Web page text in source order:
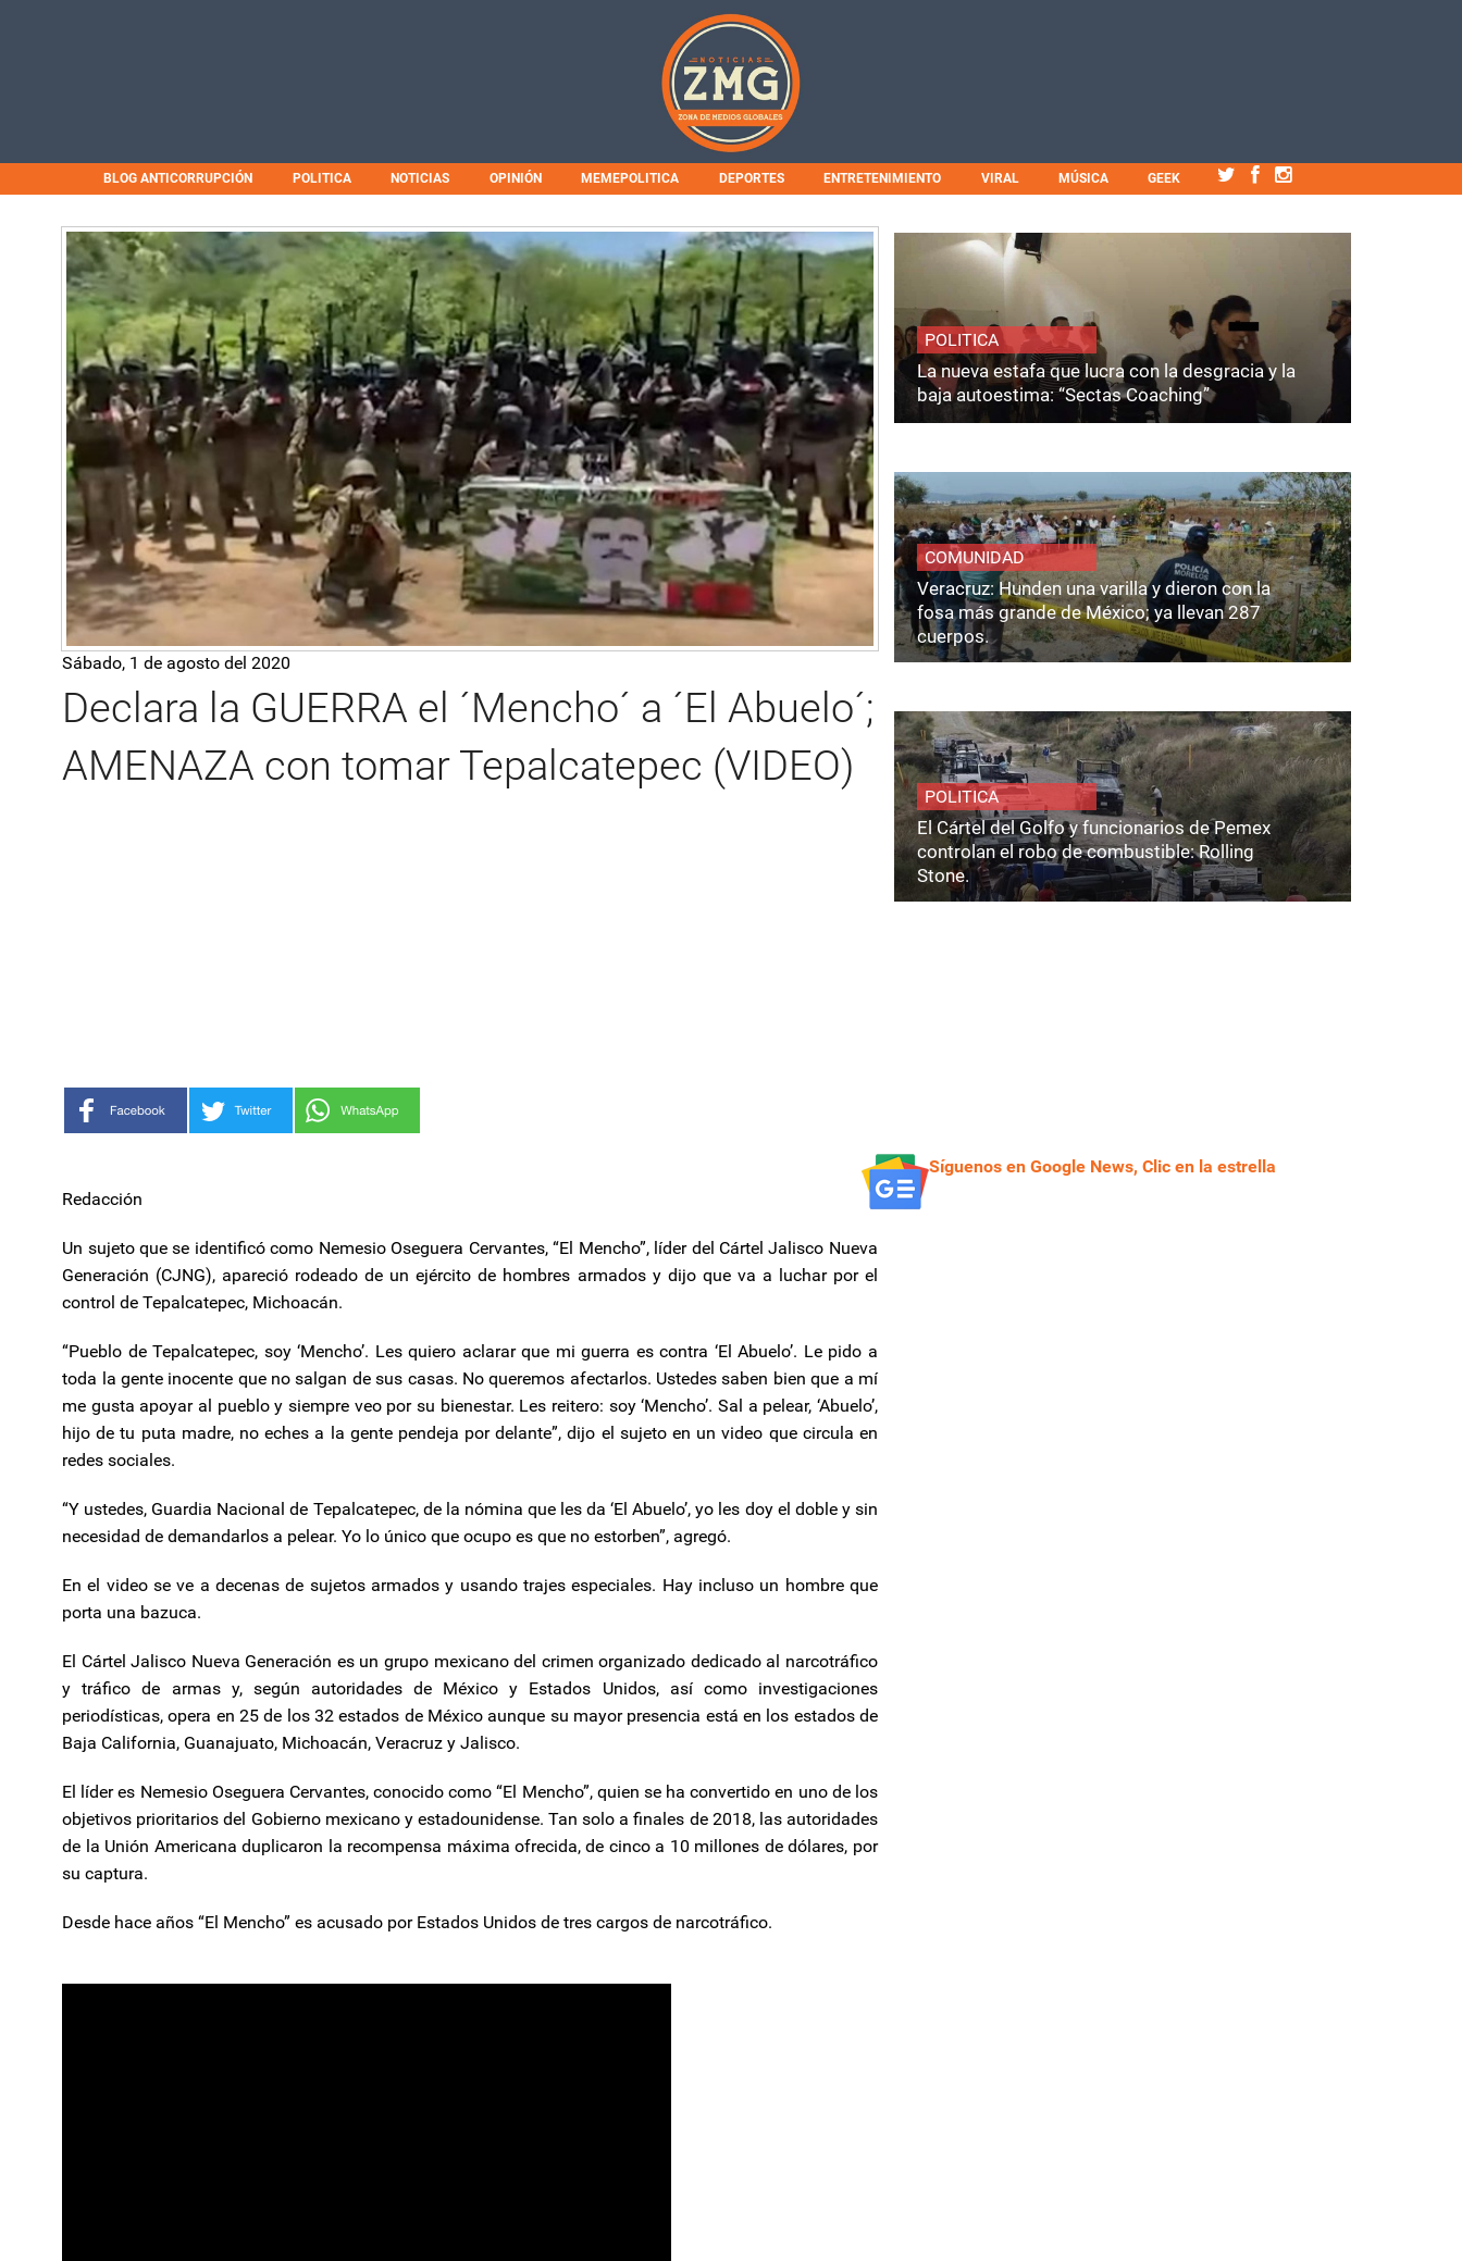
BLOG ANTICORRUPCIÓN POLITICA NOTICIAS OPINIÓN MEMEPOLITICA DEPORTES ENTRETENIMIENTO VIRAL MÚSICA GEEK
Sábado, 1 de agosto del 2020
Declara la GUERRA el ´Mencho´ a ´El Abuelo´;
AMENAZA con tomar Tepalcatepec (VIDEO)
Redacción
Un sujeto que se identificó como Nemesio Oseguera Cervantes, “El Mencho”, líder del Cártel Jalisco Nueva
Generación (CJNG), apareció rodeado de un ejército de hombres armados y dijo que va a luchar por el
control de Tepalcatepec, Michoacán.
“Pueblo de Tepalcatepec, soy ‘Mencho’. Les quiero aclarar que mi guerra es contra ‘El Abuelo’. Le pido a
toda la gente inocente que no salgan de sus casas. No queremos afectarlos. Ustedes saben bien que a mí
me gusta apoyar al pueblo y siempre veo por su bienestar. Les reitero: soy ‘Mencho’. Sal a pelear, ‘Abuelo’,
hijo de tu puta madre, no eches a la gente pendeja por delante”, dijo el sujeto en un video que circula en
redes sociales.
“Y ustedes, Guardia Nacional de Tepalcatepec, de la nómina que les da ‘El Abuelo’, yo les doy el doble y sin
necesidad de demandarlos a pelear. Yo lo único que ocupo es que no estorben”, agregó.
En el video se ve a decenas de sujetos armados y usando trajes especiales. Hay incluso un hombre que
porta una bazuca.
El Cártel Jalisco Nueva Generación es un grupo mexicano del crimen organizado dedicado al narcotráfico
y tráfico de armas y, según autoridades de México y Estados Unidos, así como investigaciones
periodísticas, opera en 25 de los 32 estados de México aunque su mayor presencia está en los estados de
Baja California, Guanajuato, Michoacán, Veracruz y Jalisco.
El líder es Nemesio Oseguera Cervantes, conocido como “El Mencho”, quien se ha convertido en uno de los
objetivos prioritarios del Gobierno mexicano y estadounidense. Tan solo a finales de 2018, las autoridades
de la Unión Americana duplicaron la recompensa máxima ofrecida, de cinco a 10 millones de dólares, por
su captura.
Desde hace años “El Mencho” es acusado por Estados Unidos de tres cargos de narcotráfico.
POLITICA
La nueva estafa que lucra con la desgracia y la
baja autoestima: “Sectas Coaching”
COMUNIDAD
Veracruz: Hunden una varilla y dieron con la
fosa más grande de México; ya llevan 287
cuerpos.
POLITICA
El Cártel del Golfo y funcionarios de Pemex
controlan el robo de combustible: Rolling
Stone.
Síguenos en Google News, Clic en la estrella